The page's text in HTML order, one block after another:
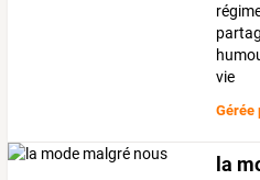
vie
Gérée
la